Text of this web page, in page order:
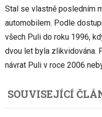
Stal se vlastně posledním
automobilem. Podle
všech Puli do roku 1996,
dvou let byla zlikvidována.
návrat Puli v roce 2006
SOUVISEJÍCÍ